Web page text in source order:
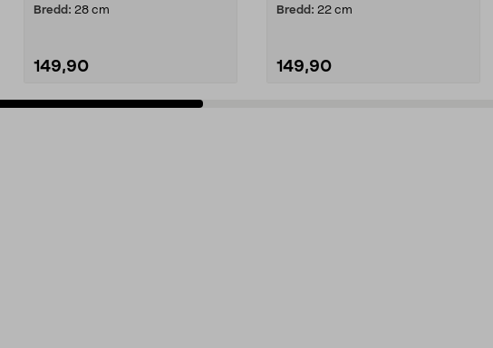
Bredd: 28 cm
149,90
Bredd: 22 cm
149,90